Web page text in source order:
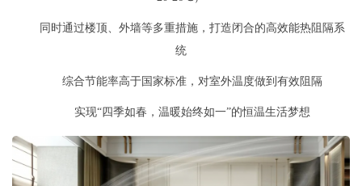
同时通过楼顶、外墙等多重措施，打造闭合的高效能热阻隔系
统
综合节能率高于国家标准，对室外温度做到有效阻隔
实现“四季如春，温暖始终如一”的恒温生活梦想